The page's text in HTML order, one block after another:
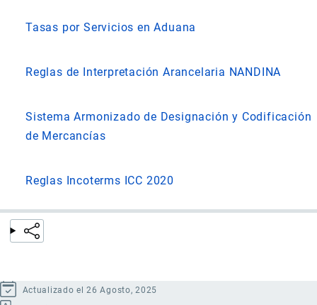
Tasas por Servicios en Aduana
Reglas de Interpretación Arancelaria NANDINA
Sistema Armonizado de Designación y Codificación
de Mercancías
Reglas Incoterms ICC 2020
Actualizado el 26 Agosto, 2025